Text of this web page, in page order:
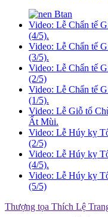
Video: Lễ Chẩn tế
(4/5).
Video: Lễ Chẩn tế
(3/5).
Video: Lễ Chẩn tế
(2/5)
Video: Lễ Chẩn tế
(1/5).
Video: Lễ Giỗ tổ
Ất Mùi.
Video: Lễ Húy kỵ
(2/5)
Video: Lễ Húy kỵ
(4/5).
Video: Lễ Húy kỵ
(5/5)
Thượng tọa Thích Lệ